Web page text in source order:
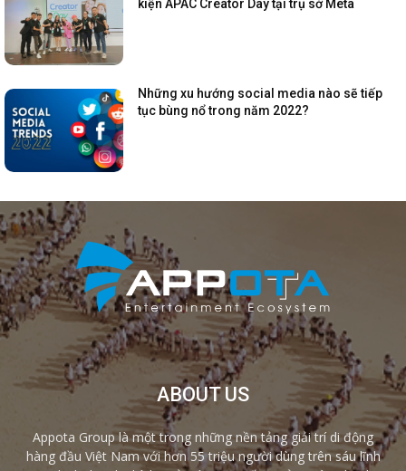
kiện APAC Creator Day tại trụ sở Meta
Những xu hướng social media nào sẽ tiếp
tục bùng nổ trong năm 2022?
ABOUT US
Appota Group là một trong những nền tảng giải trí di động
hàng đầu Việt Nam với hơn 55 triệu người dùng trên sáu lĩnh